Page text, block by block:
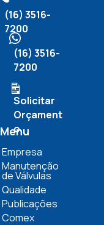
(16) 3516-
7200
(16) 3516-
7200
Solicitar
Orçament
o
Menu
Empresa
Manutenção
de Válvulas
Qualidade
Publicações
Comex